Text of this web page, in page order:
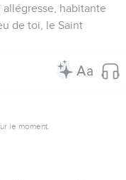
allégresse, habitante
de toi, le Saint
le moment.